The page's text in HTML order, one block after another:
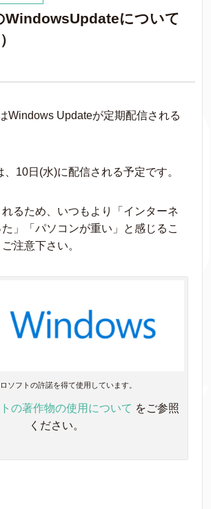
WindowsUpdateについて
Windows Updateが定期配信される
10日(水)に配信される予定です。
るため、いつもより「インターネ
」「パソコンが重い」と感じるこ
注意下さい。
ソフトの許諾を得て使用しています。
の著作物の使用について をご参照
ください。